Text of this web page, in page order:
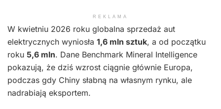
REKLAMA
W kwietniu 2026 roku globalna sprzedaż aut
elektrycznych wyniosła 1,6 mln sztuk, a od początku
roku 5,6 mln. Dane Benchmark Mineral Intelligence
pokazują, że dziś wzrost ciągnie głównie Europa,
podczas gdy Chiny słabną na własnym rynku, ale
nadrabiają eksportem.